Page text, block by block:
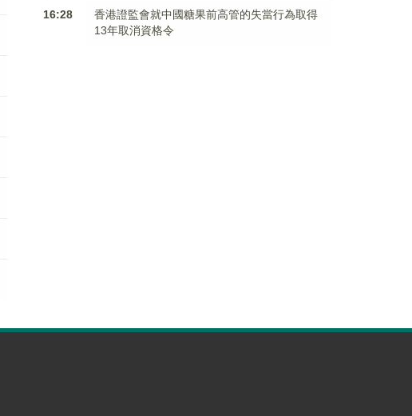
16:28
香港證監會就中國糖果前高管的失當行為取得
13年取消資格令